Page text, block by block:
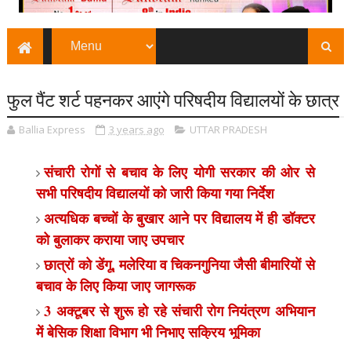
फुल पैंट शर्ट पहनकर आएंगे परिषदीय विद्यालयों के छात्र
Ballia Express 3 years ago UTTAR PRADESH
संचारी रोगों से बचाव के लिए योगी सरकार की ओर से
सभी परिषदीय विद्यालयों को जारी किया गया निर्देश
अत्यधिक बच्चों के बुखार आने पर विद्यालय में ही डॉक्टर
को बुलाकर कराया जाए उपचार
छात्रों को डेंगू, मलेरिया व चिकनगुनिया जैसी बीमारियों से
बचाव के लिए किया जाए जागरूक
3 अक्टूबर से शुरू हो रहे संचारी रोग नियंत्रण अभियान
में बेसिक शिक्षा विभाग भी निभाए सक्रिय भूमिका